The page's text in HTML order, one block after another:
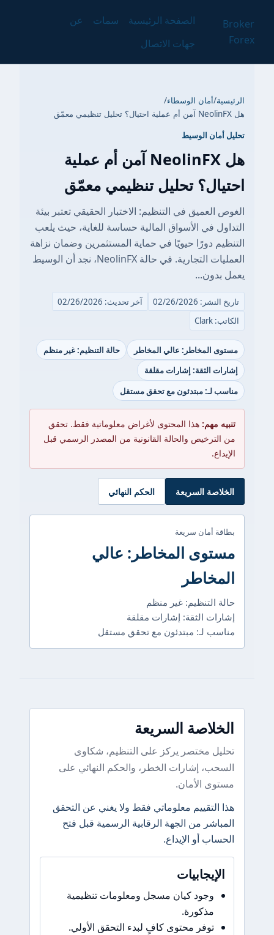
Broker
Forex
الصفحة الرئيسية سمات
عن
جهات الاتصال
الرئيسية/أمان الوسطاء/
هل NeolinFX آمن أم عملية احتيال؟ تحليل تنظيمي معمّق
تحليل أمان الوسيط
هل NeolinFX آمن أم عملية
احتيال؟ تحليل تنظيمي معمّق
الغوص العميق في التنظيم: الاختبار الحقيقي تعتبر بيئة
التداول في الأسواق المالية حساسة للغاية، حيث يلعب
التنظيم دورًا حيويًا في حماية المستثمرين وضمان نزاهة
العمليات التجارية. في حالة NeolinFX، نجد أن الوسيط
يعمل بدون...
تاريخ النشر: 02/26/2026
آخر تحديث: 02/26/2026
الكاتب: Clark
مستوى المخاطر: عالي المخاطر
حالة التنظيم: غير منظم
إشارات الثقة: إشارات مقلقة
مناسب لـ: مبتدئون مع تحقق مستقل
تنبيه مهم: هذا المحتوى لأغراض معلوماتية فقط. تحقق
من الترخيص والحالة القانونية من المصدر الرسمي قبل
الإيداع.
الخلاصة السريعة الحكم النهائي
بطاقة أمان سريعة
مستوى المخاطر: عالي
المخاطر
حالة التنظيم: غير منظم
إشارات الثقة: إشارات مقلقة
مناسب لـ: مبتدئون مع تحقق مستقل
الخلاصة السريعة
تحليل مختصر يركز على التنظيم، شكاوى
السحب، إشارات الخطر، والحكم النهائي على
مستوى الأمان.
هذا التقييم معلوماتي فقط ولا يغني عن التحقق
المباشر من الجهة الرقابية الرسمية قبل فتح
الحساب أو الإيداع.
الإيجابيات
وجود كيان مسجل ومعلومات تنظيمية
مذكورة.
توفر محتوى كافٍ لبدء التحقق الأولي.